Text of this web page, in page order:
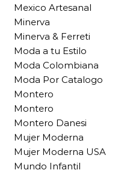
Mexico Artesanal
Minerva
Minerva & Ferreti
Moda a tu Estilo
Moda Colombiana
Moda Por Catalogo
Montero
Montero
Montero Danesi
Mujer Moderna
Mujer Moderna USA
Mundo Infantil